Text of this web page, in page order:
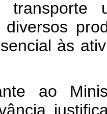
transporte
diversos
às
ao